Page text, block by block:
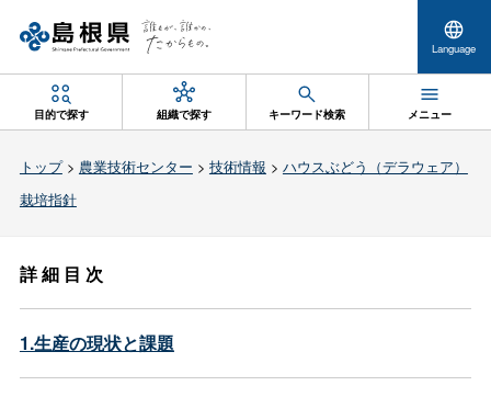
Language
目的で探す 組織で探す キーワード検索 メニュー
トップ> 農業技術センター > 技術情報 > ハウスぶどう（デラウェア）
栽培指針
詳 細 目 次
1.生産の現状と課題